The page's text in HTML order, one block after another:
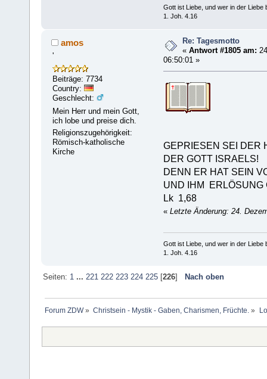
Gott ist Liebe, und wer in der Liebe
1. Joh. 4.16
amos
'
Beiträge: 7734
Country:
Geschlecht:
Mein Herr und mein Gott,
ich lobe und preise dich.
Religionszugehörigkeit:
Römisch-katholische
Kirche
Re: Tagesmotto
«Antwort #1805 am:
06:50:01 »
GEPRIESEN SEI DER
DER GOTT ISRAELS!
DENN ER HAT SEIN
UND IHM ERLÖSUNG
Lk 1,68
« Letzte Änderung: 24.
Gott ist Liebe, und wer in der Liebe
1. Joh. 4.16
Seiten: 1 ... 221 222 223 224 225[226] Nach oben
Forum ZDW» Christsein - Mystik - Gaben, Charismen, Früchte. »